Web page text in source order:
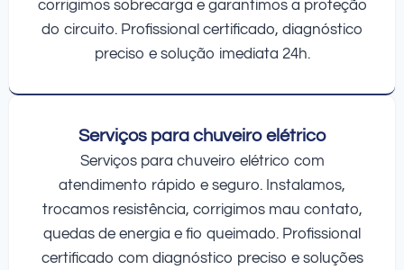
corrigimos sobrecarga e garantimos a proteção
do circuito. Profissional certificado, diagnóstico
preciso e solução imediata 24h.
Serviços para chuveiro elétrico
Serviços para chuveiro elétrico com
atendimento rápido e seguro. Instalamos,
trocamos resistência, corrigimos mau contato,
quedas de energia e fio queimado. Profissional
certificado com diagnóstico preciso e soluções